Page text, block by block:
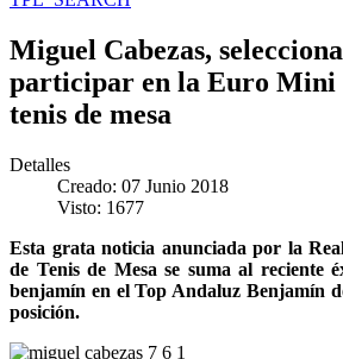
Miguel Cabezas,
participar en la Euro Mini
tenis de mesa
Detalles
Creado: 07 Junio 2018
Visto: 1677
Esta grata noticia anunciada por la
de Tenis de Mesa se suma al reciente
benjamín en el Top Andaluz Benjamín
posición.